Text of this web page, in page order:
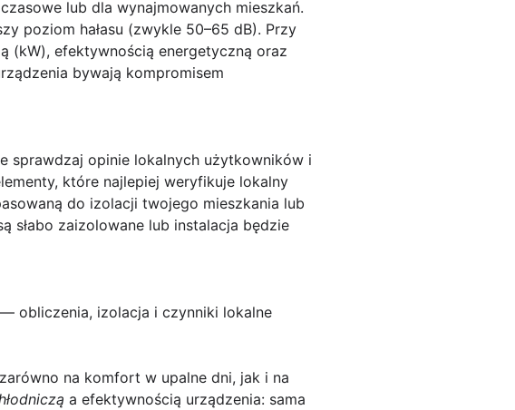
lub dla wynajmowanych mieszkań.
poziom hałasu (zwykle 50–65 dB). Przy
(kW), efektywnością energetyczną oraz
bywają kompromisem
sprawdzaj opinie lokalnych użytkowników i
które najlepiej weryfikuje lokalny
do izolacji twojego mieszkania lub
słabo zaizolowane lub instalacja będzie
obliczenia, izolacja i czynniki lokalne
na komfort w upalne dni, jak i na
a efektywnością urządzenia: sama